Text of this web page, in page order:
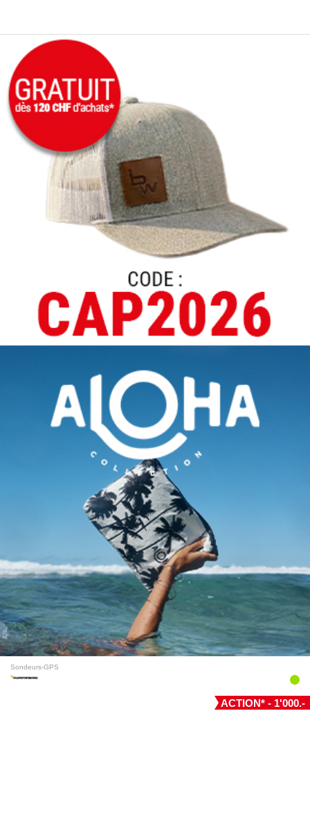
Sondeurs-GPS
ACTION* - 1'000.-